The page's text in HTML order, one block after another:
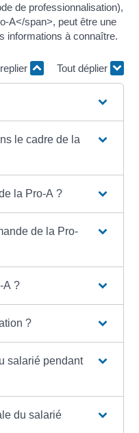
de professionnalisation),
A</span>, peut être une
informations à connaître.
Tout déplier
le cadre de la
la Pro-A ?
de la Pro-
A ?
?
salarié pendant
du salarié